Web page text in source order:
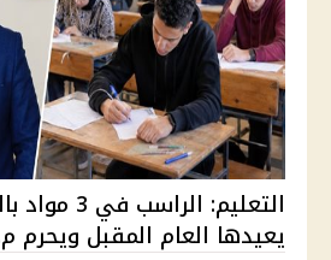
التعليم:
يعيدها العام المقبل ويحرم